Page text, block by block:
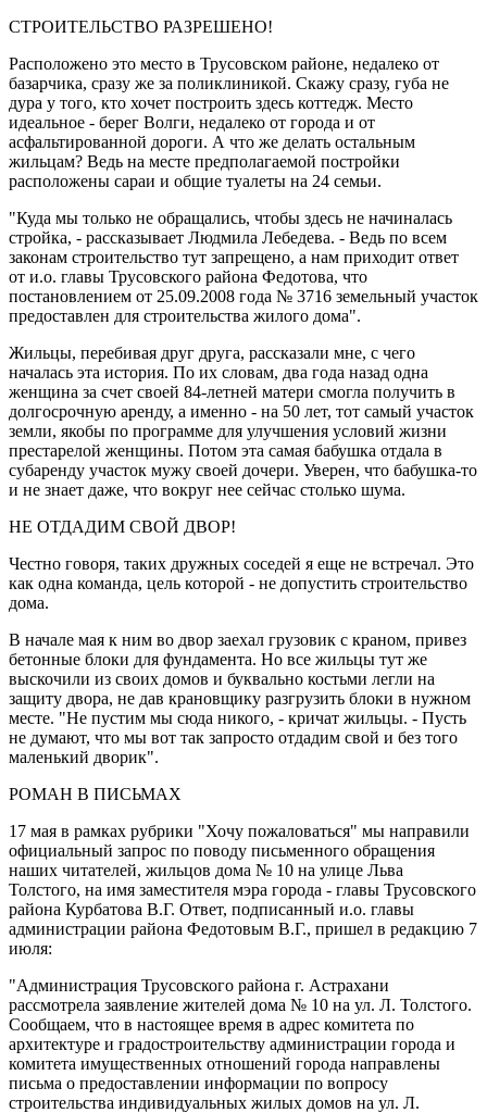
СТРОИТЕЛЬСТВО РАЗРЕШЕНО!
Расположено это место в Трусовском районе, недалеко от
базарчика, сразу же за поликлиникой. Скажу сразу, губа не
дура у того, кто хочет построить здесь коттедж. Место
идеальное - берег Волги, недалеко от города и от
асфальтированной дороги. А что же делать остальным
жильцам? Ведь на месте предполагаемой постройки
расположены сараи и общие туалеты на 24 семьи.
"Куда мы только не обращались, чтобы здесь не начиналась
стройка, - рассказывает Людмила Лебедева. - Ведь по всем
законам строительство тут запрещено, а нам приходит ответ
от и.о. главы Трусовского района Федотова, что
постановлением от 25.09.2008 года № 3716 земельный участок
предоставлен для строительства жилого дома".
Жильцы, перебивая друг друга, рассказали мне, с чего
началась эта история. По их словам, два года назад одна
женщина за счет своей 84-летней матери смогла получить в
долгосрочную аренду, а именно - на 50 лет, тот самый участок
земли, якобы по программе для улучшения условий жизни
престарелой женщины. Потом эта самая бабушка отдала в
субаренду участок мужу своей дочери. Уверен, что бабушка-то
и не знает даже, что вокруг нее сейчас столько шума.
НЕ ОТДАДИМ СВОЙ ДВОР!
Честно говоря, таких дружных соседей я еще не встречал. Это
как одна команда, цель которой - не допустить строительство
дома.
В начале мая к ним во двор заехал грузовик с краном, привез
бетонные блоки для фундамента. Но все жильцы тут же
выскочили из своих домов и буквально костьми легли на
защиту двора, не дав крановщику разгрузить блоки в нужном
месте. "Не пустим мы сюда никого, - кричат жильцы. - Пусть
не думают, что мы вот так запросто отдадим свой и без того
маленький дворик".
РОМАН В ПИСЬМАХ
17 мая в рамках рубрики "Хочу пожаловаться" мы направили
официальный запрос по поводу письменного обращения
наших читателей, жильцов дома № 10 на улице Льва
Толстого, на имя заместителя мэра города - главы Трусовского
района Курбатова В.Г. Ответ, подписанный и.о. главы
администрации района Федотовым В.Г., пришел в редакцию 7
июля:
"Администрация Трусовского района г. Астрахани
рассмотрела заявление жителей дома № 10 на ул. Л. Толстого.
Сообщаем, что в настоящее время в адрес комитета по
архитектуре и градостроительству администрации города и
комитета имущественных отношений города направлены
письма о предоставлении информации по вопросу
строительства индивидуальных жилых домов на ул. Л.